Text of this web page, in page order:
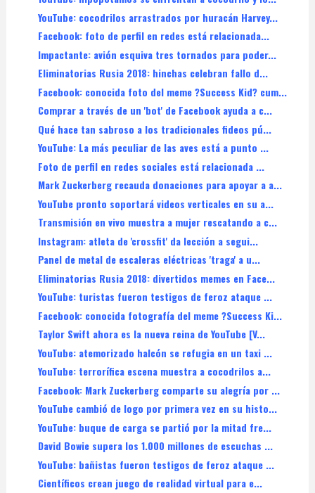
YouTube: cocodrilos arrastrados por huracán Harvey...
Facebook: foto de perfil en redes está relacionada...
Impactante: avión esquiva tres tornados para poder...
Eliminatorias Rusia 2018: hinchas celebran fallo d...
Facebook: conocida foto del meme ?Success Kid? cum...
Comprar a través de un 'bot' de Facebook ayuda a c...
Qué hace tan sabroso a los tradicionales fideos pú...
YouTube: La más peculiar de las aves está a punto ...
Foto de perfil en redes sociales está relacionada ...
Mark Zuckerberg recauda donaciones para apoyar a a...
YouTube pronto soportará videos verticales en su a...
Transmisión en vivo muestra a mujer rescatando a c...
Instagram: atleta de 'crossfit' da lección a segui...
Panel de metal de escaleras eléctricas 'traga' a u...
Eliminatorias Rusia 2018: divertidos memes en Face...
YouTube: turistas fueron testigos de feroz ataque ...
Facebook: conocida fotografía del meme ?Success Ki...
Taylor Swift ahora es la nueva reina de YouTube [V...
YouTube: atemorizado halcón se refugia en un taxi ...
YouTube: terrorífica escena muestra a cocodrilos a...
Facebook: Mark Zuckerberg comparte su alegría por ...
YouTube cambió de logo por primera vez en su histo...
YouTube: buque de carga se partió por la mitad fre...
David Bowie supera los 1.000 millones de escuchas ...
YouTube: bañistas fueron testigos de feroz ataque ...
Científicos crean juego de realidad virtual para e...